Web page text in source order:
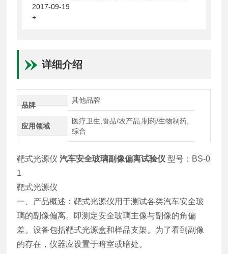
2017-09-19
+
详细介绍
品牌
其他品牌
应用领域
医疗卫生,食品/农产品,制药/生物制药,
综合
靶式光源仪汽车安全玻璃副像偏离试验仪 型号：BS-0
1
靶式光源仪
一、产品概述：靶式光源仪用于测试各类汽车安全玻
璃的副像偏离。即测定安全玻璃主像与副像的角偏
差。设备包括靶式光源盒和样品支架。为了看到副像
的存在，仪器应设置于暗室或暗处。